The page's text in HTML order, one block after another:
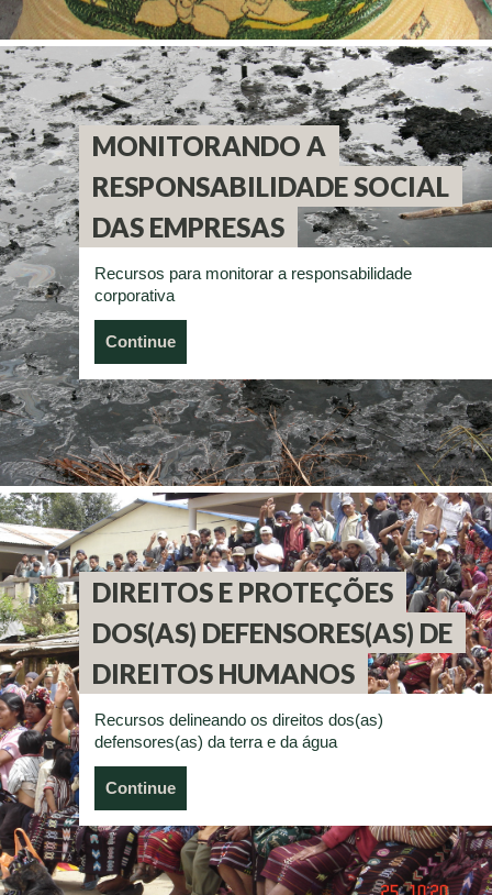
MONITORANDO A
RESPONSABILIDADE SOCIAL
DAS EMPRESAS
Recursos para monitorar a responsabilidade
corporativa
Continue
DIREITOS E PROTEÇÕES
DOS(AS) DEFENSORES(AS) DE
DIREITOS HUMANOS
Recursos delineando os direitos dos(as)
defensores(as) da terra e da água
Continue